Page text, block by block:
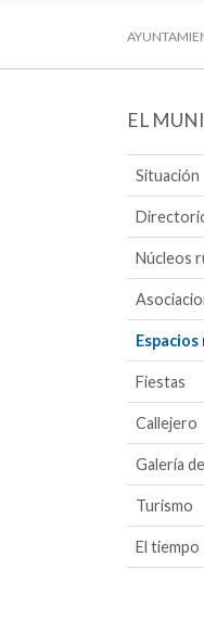
EL
Situación
Núcleos
Fiestas
Callejero
Galería
Turismo
El tiempo